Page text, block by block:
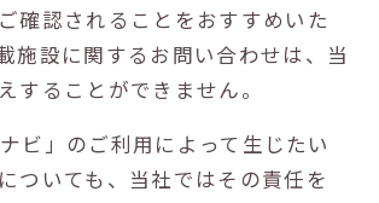
確認されることをおすすめいた
施設に関するお問い合わせは、当
することができません。
ビ」のご利用によって生じたい
ついても、当社ではその責任を